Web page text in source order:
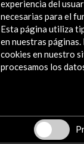
América rehízo
Disponible en
Leer
21 Oct 2010 - 02 Ene
Instituto Valenciano
experiencia del
necesarias para el
Esta página utiliza
en nuestras
cookies en nuestro
procesamos los